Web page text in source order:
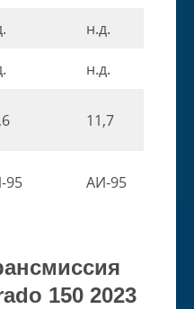
н.д.
н.д.
11,7
95 АИ-95
150 2023